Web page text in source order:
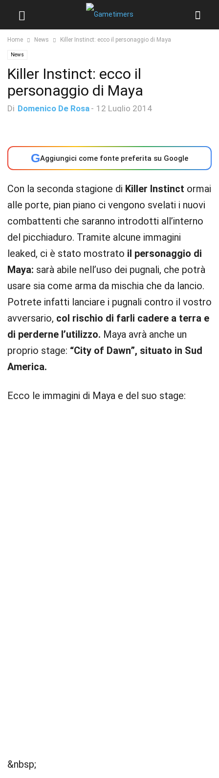
Home News Killer Instinct: ecco il personaggio di Maya
News
Killer Instinct: ecco il
personaggio di Maya
Di Domenico De Rosa - 12 Luglio 2014
GAggiungici come fonte preferita su Google
Con la seconda stagione di Killer Instinct ormai
alle porte, pian piano ci vengono svelati i nuovi
combattenti che saranno introdotti all’interno
del picchiaduro. Tramite alcune immagini
leaked, ci è stato mostrato il personaggio di
Maya: sarà abile nell’uso dei pugnali, che potrà
usare sia come arma da mischia che da lancio.
Potrete infatti lanciare i pugnali contro il vostro
avversario, col rischio di farli cadere a terra e
di perderne l’utilizzo. Maya avrà anche un
proprio stage: “City of Dawn”, situato in Sud
America.
Ecco le immagini di Maya e del suo stage:
&nbsp;